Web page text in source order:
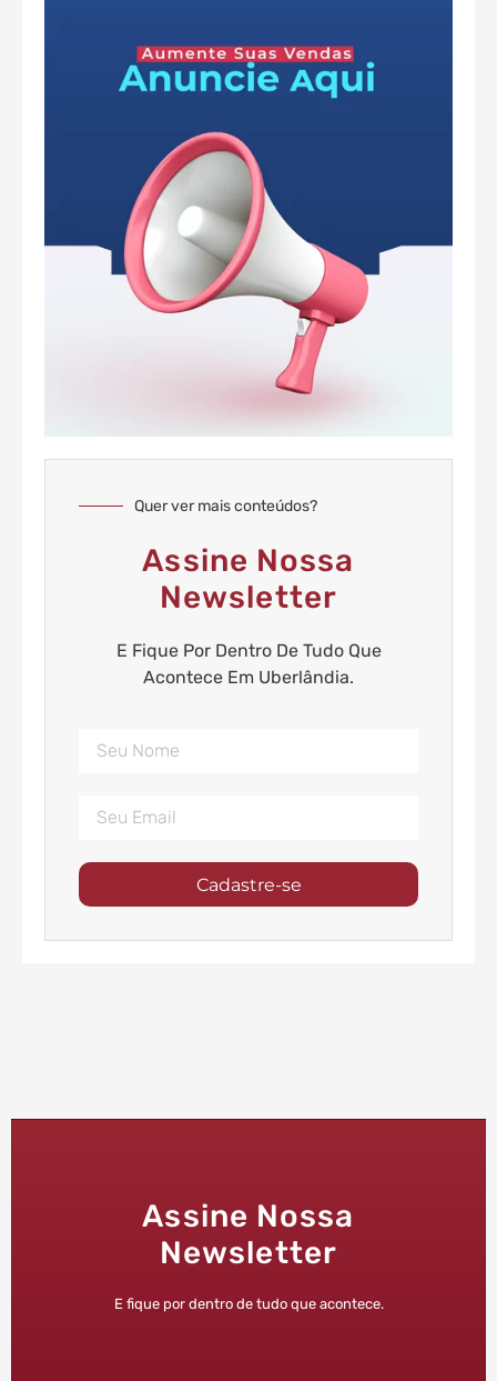
Quer ver mais conteúdos?
Assine Nossa
Newsletter
E Fique Por Dentro De Tudo Que
Acontece Em Uberlândia.
Cadastre-se
Assine Nossa
Newsletter
E fique por dentro de tudo que acontece.